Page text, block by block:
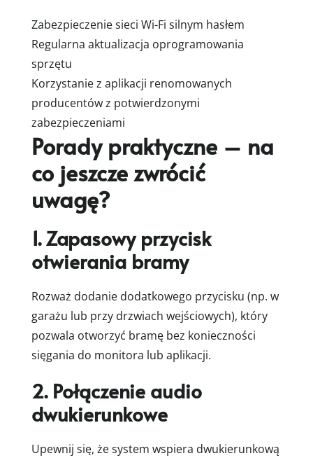
Zabezpieczenie sieci Wi-Fi silnym hasłem
Regularna aktualizacja oprogramowania
sprzętu
Korzystanie z aplikacji renomowanych
producentów z potwierdzonymi
zabezpieczeniami
Porady praktyczne – na
co jeszcze zwrócić
uwagę?
1. Zapasowy przycisk
otwierania bramy
Rozważ dodanie dodatkowego przycisku (np. w
garażu lub przy drzwiach wejściowych), który
pozwala otworzyć bramę bez konieczności
sięgania do monitora lub aplikacji.
2. Połączenie audio
dwukierunkowe
Upewnij się, że system wspiera dwukierunkową